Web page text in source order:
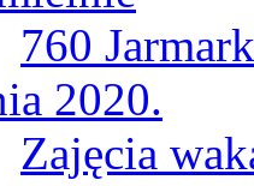
760
2020.
Zajęcia